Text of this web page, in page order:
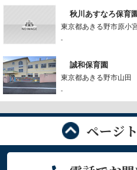
秋川あすなろ保育園
東京都あきる野市原小
-
誠和保育園
東京都あきる野市山田
-
ページ